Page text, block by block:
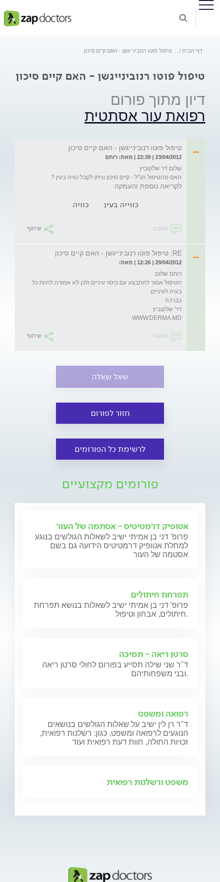
דף הבית טיפול פוטו רנובינייגשן - האם קיים סיכון
טיפול פוטו רנובינייגשן - האם קיים סיכון
דיון מתוך פורום
רפואת עור אסתטית
טיפול פוטו רנובינייגשן - האם קיים סיכון
23/04/2012 | 22:39 | מאת: רותם
האם מהטיפול הנ"ל - קיים סיכון וניתן לקבל כוויה בעין ?
לקריאה נוספת והעמקה
כווייה בעין כוויה
תגובה שיתוף
RE: טיפול פוטו רנובינייגשן - האם קיים סיכון
29/04/2012 | 12:26 | מאת:
הטיפול אמור להתבצע עם כיסוי עיניים ולכן לא אמורה להיות כל
WWW.DERMA.MD
תגובה שיתוף
שאל שאלה
חזור לפורום
לרשימת כל הפורומים
פורומים מקצועיים
אטופיק דרמטיטיס - אסתמה של העור
פרופ' דני בן אמיתי ישיב לשאלות הגולשים בנוגע
למחלת אטופיק דרמטיטיס הידועה גם בשם
אסטמה של העור
תפרחת חיתולים
פרופ' דני בן אמיתי ישיב לשאלות בנושא תפרחת
חיתולים, אבחון וטיפול.
סרטן ריאה - תמיכה
ד"ר שני שילה תסייע בפורום לחולי סרטן ריאה
ובני משפחותיהם.
רפואה ומשפט
ד"ר רן לין ישיב על שאלות הגולשים בנושאים
הנוגעים לרפואה ומשפט, כגון: רשלנות רפואית,
זכויות החולה, חוות דעת רפואית ועוד
משפט ורשלנות רפואית